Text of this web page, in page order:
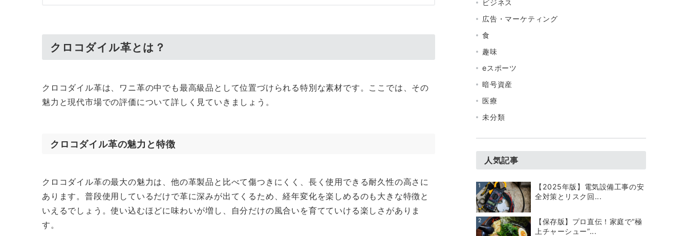
クロコダイル革とは？
クロコダイル革は、ワニ革の中でも最高級品として位置づけられる特別な素材です。ここでは、その
魅力と現代市場での評価について詳しく見ていきましょう。
クロコダイル革の魅力と特徴
クロコダイル革の最大の魅力は、他の革製品と比べて傷つきにくく、長く使用できる耐久性の高さに
あります。普段使用しているだけで革に深みが出てくるため、経年変化を楽しめるのも大きな特徴と
いえるでしょう。使い込むほどに味わいが増し、自分だけの風合いを育てていける楽しさがありま
す。
ビジネス
広告・マーケティング
食
趣味
eスポーツ
暗号資産
医療
未分類
人気記事
1
【2025年版】電気設備工事の安
全対策とリスク回...
2
【保存版】プロ直伝！家庭で“極
上チャーシュー”...